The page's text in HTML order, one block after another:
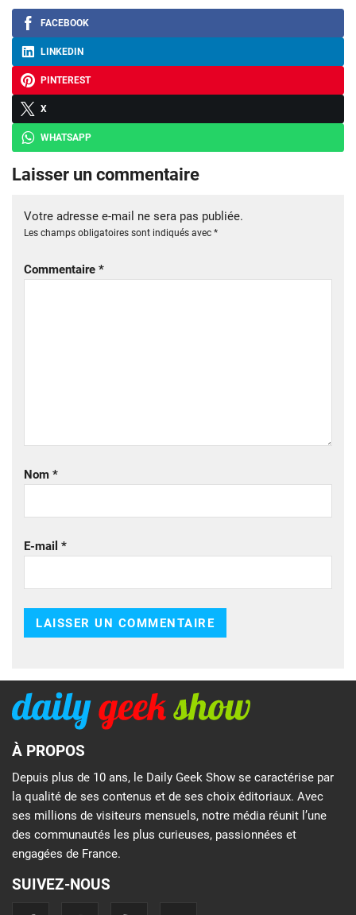
FACEBOOK
LINKEDIN
PINTEREST
X
WHATSAPP
Laisser un commentaire
Votre adresse e-mail ne sera pas publiée.
Les champs obligatoires sont indiqués avec *
Commentaire *
Nom *
E-mail *
À PROPOS
Depuis plus de 10 ans, le Daily Geek Show se caractérise par
la qualité de ses contenus et de ses choix éditoriaux. Avec
ses millions de visiteurs mensuels, notre média réunit l’une
des communautés les plus curieuses, passionnées et
engagées de France.
SUIVEZ-NOUS